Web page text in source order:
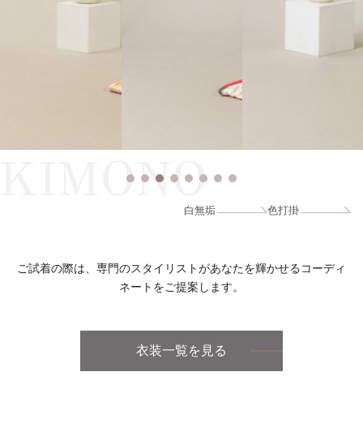
KIMONO
白無垢 色打掛
ご試着の際は、専門のスタイリストがあなたを輝かせるコーディ
ネートをご提案します。
衣装一覧を見る